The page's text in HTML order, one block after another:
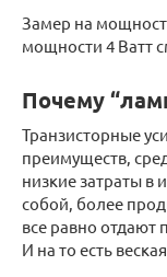
Замер на
мощности 4 Ватт
Почему
Транзисторные
преимуществ,
низкие затраты в
собой, более
все равно
И на то есть